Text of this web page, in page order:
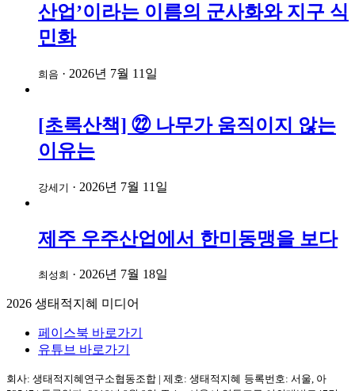
산업’이라는 이름의 군사화와 지구 식
민화
희음 · 2026년 7월 11일
[초록산책] ㉒ 나무가 움직이지 않는
이유는
강세기 · 2026년 7월 11일
제주 우주산업에서 한미동맹을 보다
최성희 · 2026년 7월 18일
2026 생태적지혜 미디어
페이스북 바로가기
유튜브 바로가기
회사: 생태적지혜연구소협동조합 | 제호: 생태적지혜 등록번호: 서울, 아